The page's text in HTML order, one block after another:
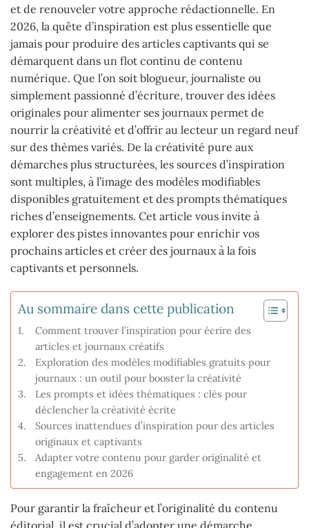
et de renouveler votre approche rédactionnelle. En
2026, la quête d’inspiration est plus essentielle que
jamais pour produire des articles captivants qui se
démarquent dans un flot continu de contenu
numérique. Que l’on soit blogueur, journaliste ou
simplement passionné d’écriture, trouver des idées
originales pour alimenter ses journaux permet de
nourrir la créativité et d’offrir au lecteur un regard neuf
sur des thèmes variés. De la créativité pure aux
démarches plus structurées, les sources d’inspiration
sont multiples, à l’image des modèles modifiables
disponibles gratuitement et des prompts thématiques
riches d’enseignements. Cet article vous invite à
explorer des pistes innovantes pour enrichir vos
prochains articles et créer des journaux à la fois
captivants et personnels.
Au sommaire dans cette publication
Comment trouver l’inspiration pour écrire des
articles et journaux créatifs
Exploration des modèles modifiables gratuits pour
journaux : un outil pour booster la créativité
Les prompts et idées thématiques : clés pour
déclencher la créativité écrite
Sources inattendues d’inspiration pour des articles
originaux et captivants
Adapter votre contenu pour garder originalité et
engagement en 2026
Pour garantir la fraîcheur et l’originalité du contenu